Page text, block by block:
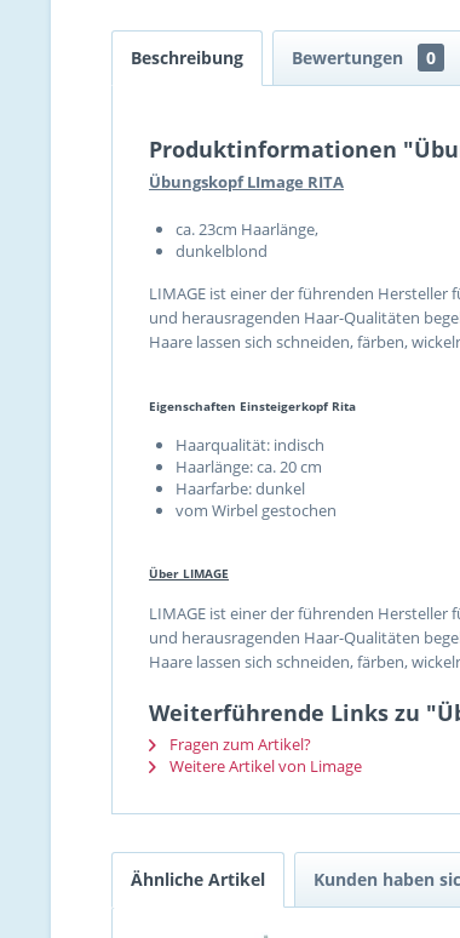
Beschreibung Bewertungen 0
Produktinformationen
Übungskopf LImage RITA
ca. 23cm Haarlänge,
dunkelblond
LIMAGE ist einer der führenden
und herausragenden Haar-Qualitäten
Haare lassen sich schneiden, färben,
Eigenschaften Einsteigerkopf Rita
Haarqualität: indisch
Haarlänge: ca. 20 cm
Haarfarbe: dunkel
vom Wirbel gestochen
Über LIMAGE
LIMAGE ist einer der führenden
und herausragenden Haar-Qualitäten
Haare lassen sich schneiden, färben,
Weiterführende Links zu
Fragen zum Artikel?
Weitere Artikel von Limage
Ähnliche Artikel Kunden haben